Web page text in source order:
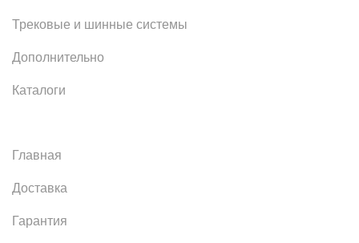
Трековые и шинные системы
Дополнительно
Каталоги
Главная
Доставка
Гарантия